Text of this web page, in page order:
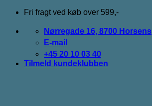
Fortsæt
indhold
Fri fragt ved køb over 599,-
Nørregade 16, 8700 Horsens
E-mail
+45 20 10 03 40
Tilmeld kundeklubben